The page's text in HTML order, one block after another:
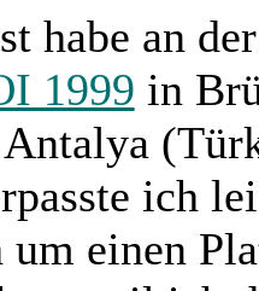
habe an
1999 in
ich
einen